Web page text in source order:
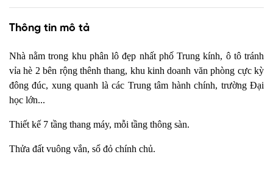
Thông tin mô tả
Nhà nằm trong khu phân lô đẹp nhất phố Trung kính, ô tô tránh
vỉa hè 2 bên rộng thênh thang, khu kinh doanh văn phòng cực kỳ
đông đúc, xung quanh là các Trung tâm hành chính, trường Đại
học lớn...
Thiết kế 7 tầng thang máy, mỗi tầng thông sàn.
Thửa đất vuông vắn, sổ đỏ chính chủ.